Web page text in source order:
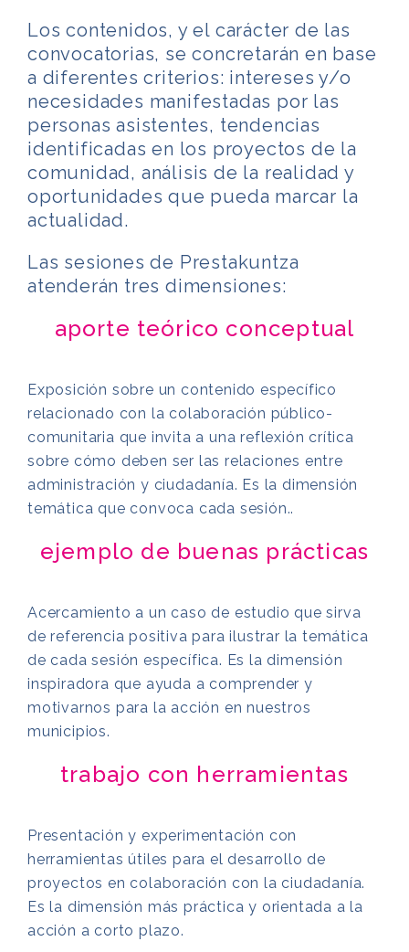
Los contenidos, y el carácter de las
convocatorias, se concretarán en base
a diferentes criterios: intereses y/o
necesidades manifestadas por las
personas asistentes, tendencias
identificadas en los proyectos de la
comunidad, análisis de la realidad y
oportunidades que pueda marcar la
actualidad.
Las sesiones de Prestakuntza
atenderán tres dimensiones:
aporte teórico conceptual
Exposición sobre un contenido específico
relacionado con la colaboración público-
comunitaria que invita a una reflexión crítica
sobre cómo deben ser las relaciones entre
administración y ciudadanía. Es la dimensión
temática que convoca cada sesión..
ejemplo de buenas prácticas
Acercamiento a un caso de estudio que sirva
de referencia positiva para ilustrar la temática
de cada sesión específica. Es la dimensión
inspiradora que ayuda a comprender y
motivarnos para la acción en nuestros
municipios.
trabajo con herramientas
Presentación y experimentación con
herramientas útiles para el desarrollo de
proyectos en colaboración con la ciudadanía.
Es la dimensión más práctica y orientada a la
acción a corto plazo.